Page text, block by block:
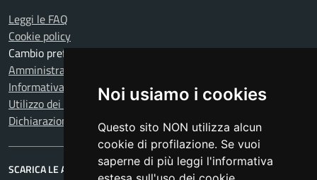
Noi usiamo i cookies
Questo sito NON utilizza alcun
cookie di profilazione. Se vuoi
saperne di più leggi l'informativa
Leggi le FAQ
Cookie policy
Cambio preferenze cookie
Amministrazione trasparente
Informativa privacy
Utilizzo dei dati
Dichiarazione di accessibilità
SCARICA LE APP